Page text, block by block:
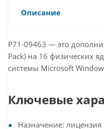
Описание
P71-09463 — это
Pack) на 16 физических
системы Microsoft
Ключевые
Назначение: лицензия